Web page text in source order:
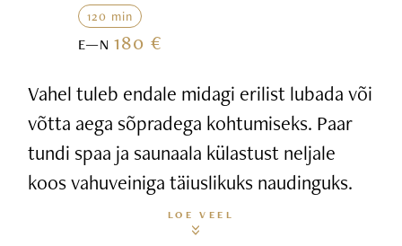
120 min
E—N180 €
Vahel tuleb endale midagi erilist lubada või
võtta aega sõpradega kohtumiseks. Paar
tundi spaa ja saunaala külastust neljale
koos vahuveiniga täiuslikuks naudinguks.
LOE VEEL